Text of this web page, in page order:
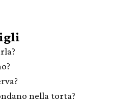
nella torta?